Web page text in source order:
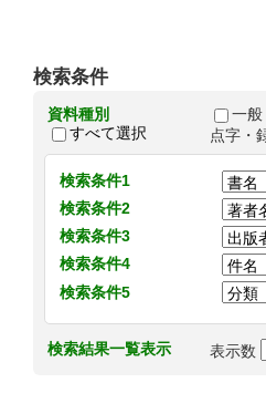
検索条件
資料種別
すべて選択
一般
点字・
検索条件1
検索条件2
検索条件3
検索条件4
検索条件5
検索結果一覧表示 表示数